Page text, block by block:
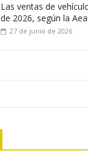
Las ventas de
de 2026, según la
27 de junio de 2026